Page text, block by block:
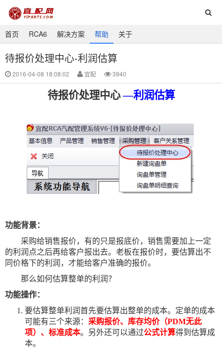
首页 RCA6 解决方案 帮助 关于
待报价处理中心-利润估算
2016-04-08 18:08:02 宜配 3940
待报价处理中心—利润估算
功能背景：
采购给销售报价，有的只是报底价，销售需要加上一定
的利润点之后再给客户报出去。老板在报价时，要估算出不
同价格下的利润，才能给客户准确的报价。
那么如何估算整单的利润？
功能操作：
要估算整单利润首先要估算出整单的成本。定单的成本
可能有三个来源： 采购报价、库存均价（PDM无此
项）、标准成本。另外还可以通过公式计算得到估算成
本。